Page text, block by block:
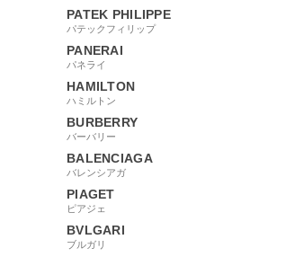
PATEK PHILIPPE
パテックフィリップ
PANERAI
パネライ
HAMILTON
ハミルトン
BURBERRY
バーバリー
BALENCIAGA
バレンシアガ
PIAGET
ピアジェ
BVLGARI
ブルガリ